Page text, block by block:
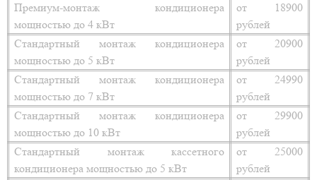
Премиум-монтаж кондиционера
мощностью до 4 кВт
от 18900
рублей
Стандартный монтаж кондиционера
мощностью до 5 кВт
от 20900
рублей
Стандартный монтаж кондиционера
мощностью до 7 кВт
от 24990
рублей
Стандартный монтаж кондиционера
мощностью до 10 кВт
от 29900
рублей
Стандартный монтаж кассетного
кондиционера мощностью до 5 кВт
от 25000
рублей